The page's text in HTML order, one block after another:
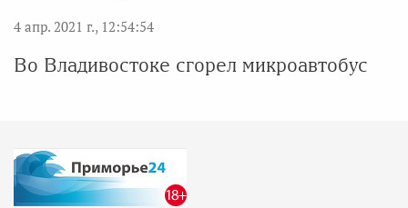
4 апр. 2021 г., 12:54:54
Во Владивостоке сгорел микроавтобус